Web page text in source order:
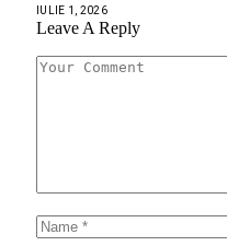
IULIE 1, 2026
Leave A Reply